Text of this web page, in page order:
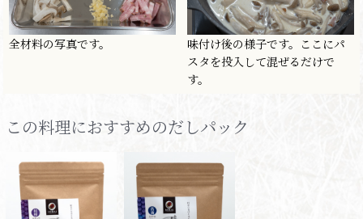
全材料の写真です。
味付け後の様子です。ここにパ
スタを投入して混ぜるだけで
す。
この料理におすすめのだしパック